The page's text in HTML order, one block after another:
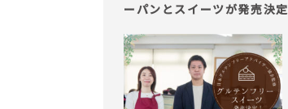
ーパンとスイーツが発売決定